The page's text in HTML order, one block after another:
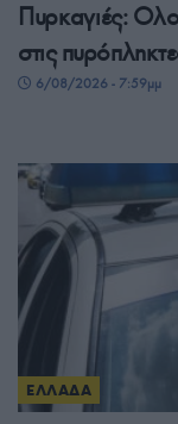
Πυρκαγιές:
στις
6/08/2026 - 7:59μμ
ΕΛΛΑΔΑ